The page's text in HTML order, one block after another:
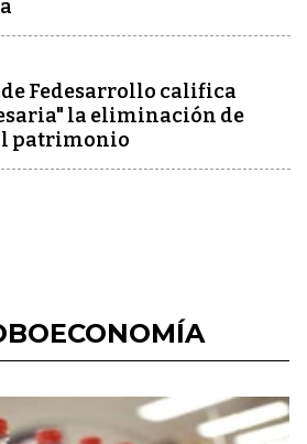
Fedesarrollo califica
la eliminación de
patrimonio